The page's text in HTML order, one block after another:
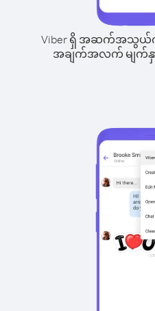
Viber ရှိ အဆက်အသွယ်ကို
အချက်အလက် မျက်နှာပ